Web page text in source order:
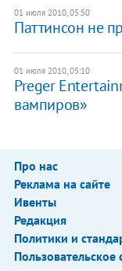
01 июля 2010, 05:50
Паттинсон не
01 июля 2010, 05:10
Preger
вампиров»
Про нас
Реклама на сайте
Ивенты
Редакция
Политики и
Пользовательское